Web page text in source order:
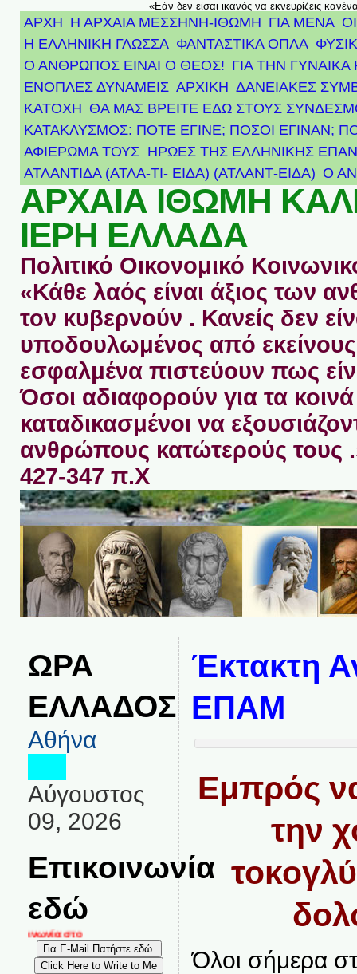
«Εάν δεν είσαι ικανός να εκνευρίζεις
ΑΡΧΗ Η ΑΡΧΑΙΑ ΜΕΣΣΗΝΗ-ΙΘΩΜΗ ΓΙΑ ΜΕΝΑ
Η ΕΛΛΗΝΙΚΗ ΓΛΩΣΣΑ ΦΑΝΤΑΣΤΙΚΑ ΟΠΛΑ
Ο ΑΝΘΡΩΠΟΣ ΕΙΝΑΙ Ο ΘΕΟΣ! ΓΙΑ ΤΗΝ ΓΥΝΑΙΚΑ
ΕΝΟΠΛΕΣ ΔΥΝΑΜΕΙΣ ΑΡΧΙΚΉ ΔΑΝΕΙΑΚΕΣ
ΚΑΤΟΧΗ ΘΑ ΜΑΣ ΒΡΕΙΤΕ ΕΔΩ ΣΤΟΥΣ
ΚΑΤΑΚΛΥΣΜΟΣ: ΠΟΤΕ ΕΓΙΝΕ; ΠΟΣΟΙ ΕΓΙΝΑΝ;
ΑΦΙΈΡΩΜΑ ΤΟΥΣ ΉΡΩΕΣ ΤΗΣ ΕΛΛΗΝΙΚΉΣ
ΑΤΛΑΝΤΊΔΑ (ΑΤΛΑ-ΤΙ- ΕΙΔΑ) (ΑΤΛΑΝΤ-ΕΙΔΑ) Ο
ΑΡΧΑΙΑ ΙΘΩΜΗ
ΙΕΡΗ ΕΛΛΑΔΑ
Πολιτικό Οικονομικό
«Κάθε λαός είναι άξιος των
τον κυβερνούν . Κανείς δεν
υποδουλωμένος από
εσφαλμένα πιστεύουν πως
Όσοι αδιαφορούν για τα κοινά
καταδικασμένοι να
ανθρώπους κατώτερούς τους
427-347 π.Χ
ΩΡΑ
ΕΛΛΑΔΟΣ
Αθήνα
Αύγουστος
09, 2026
Επικοινωνία
εδώ
στο
Έκτακτη
ΕΠΑΜ
Εμπρός
την
Όλοι σήμερα